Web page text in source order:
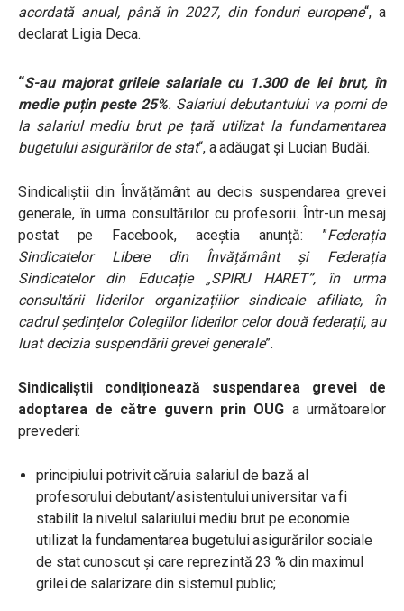
acordată anual, până în 2027, din fonduri europene“, a
declarat Ligia Deca.
“S-au majorat grilele salariale cu 1.300 de lei brut, în
medie puțin peste 25%. Salariul debutantului va porni de
la salariul mediu brut pe țară utilizat la fundamentarea
bugetului asigurărilor de stat“, a adăugat și Lucian Budăi.
Sindicaliștii din Învățământ au decis suspendarea grevei
generale, în urma consultărilor cu profesorii. Într-un mesaj
postat pe Facebook, aceștia anunță: ”Federația
Sindicatelor Libere din Învățământ și Federația
Sindicatelor din Educație „SPIRU HARET”, în urma
consultării liderilor organizațiilor sindicale afiliate, în
cadrul ședințelor Colegiilor liderilor celor două federații, au
luat decizia suspendării grevei generale”.
Sindicaliștii condiționează suspendarea grevei de
adoptarea de către guvern prin OUG a următoarelor
prevederi:
principiului potrivit căruia salariul de bază al
profesorului debutant/asistentului universitar va fi
stabilit la nivelul salariului mediu brut pe economie
utilizat la fundamentarea bugetului asigurărilor sociale
de stat cunoscut și care reprezintă 23 % din maximul
grilei de salarizare din sistemul public;